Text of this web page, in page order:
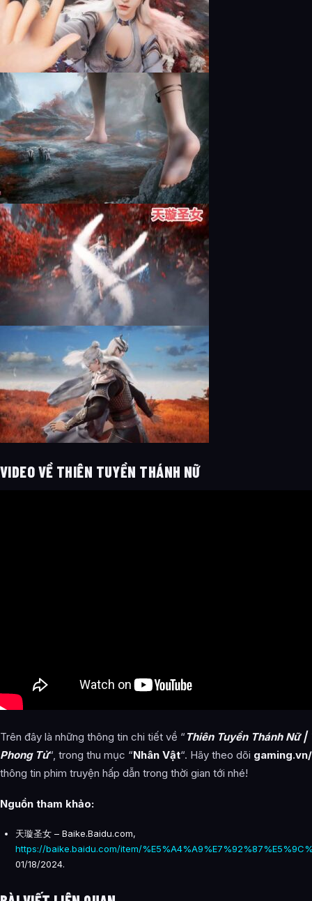
VIDEO VỀ THIÊN TUYỀN THÁNH NỮ
Trên đây là những thông tin chi tiết về “ Thiên Tuyền Thánh Nữ
Phong Tử“, trong thu mục “Nhân Vật“. Hãy theo dõi
thông tin phim truyện hấp dẫn trong thời gian tới nhé!
Nguồn tham khảo:
天璇圣女 – Baike.Baidu.com,
https://baike.baidu.com/item/
01/18/2024.